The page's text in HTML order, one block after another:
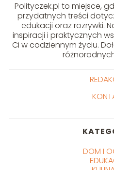
Polityczek.pl to miejsce,
przydatnych treści
edukacji oraz rozrywki.
inspiracji i praktycznych
Ci w codziennym życiu.
DOM I